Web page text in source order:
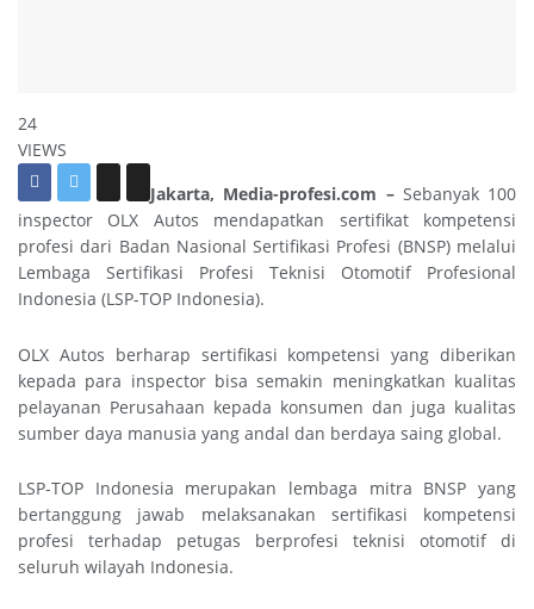
24
VIEWS
Jakarta, Media-profesi.com –Sebanyak 100
inspector OLX Autos mendapatkan sertifikat kompetensi
profesi dari Badan Nasional Sertifikasi Profesi (BNSP) melalui
Lembaga Sertifikasi Profesi Teknisi Otomotif Profesional
Indonesia (LSP-TOP Indonesia).
OLX Autos berharap sertifikasi kompetensi yang diberikan
kepada para inspector bisa semakin meningkatkan kualitas
pelayanan Perusahaan kepada konsumen dan juga kualitas
sumber daya manusia yang andal dan berdaya saing global.
LSP-TOP Indonesia merupakan lembaga mitra BNSP yang
bertanggung jawab melaksanakan sertifikasi kompetensi
profesi terhadap petugas berprofesi teknisi otomotif di
seluruh wilayah Indonesia.